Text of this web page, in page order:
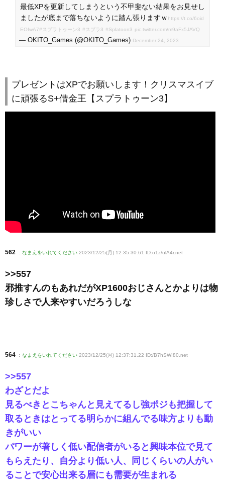
最低XPを更新してしまうという不甲斐ない結果をお見せし
ましたが底まで落ちないように踏ん張りますｗ https://t.co/6oid
EOfwA7#スプラトゥーン3 #スプラ3 #Splatoon3 pic.twitter.com/m9aFx5JAVQ
— OKITO_Games (@OKITO_Games) December 24, 2023
プレゼントはXPでお願いします！クリスマスイブ
に頑張るS+借金王【スプラトゥーン3】
562 : なまえをいれてください 2023/12/25(月) 12:35:30.61 ID:o1z/ulA4r.net
>>557
邪推すんのもあれだがXP1600おじさんとかよりは物
珍しさで人来やすいだろうしな
564 : なまえをいれてください 2023/12/25(月) 12:37:31.22 ID:/B7hSWI80 .net
>>557
わざとだよ
見るべきとこちゃんと見えてるし強ポジも把握して
取るときはとってる明らかに組んでる味方よりも動
きがいい
パワーが著しく低い配信者がいると興味本位で見て
もらえたり、自分より低い人、同じくらいの人がい
ることで安心出来る層にも需要が生まれる